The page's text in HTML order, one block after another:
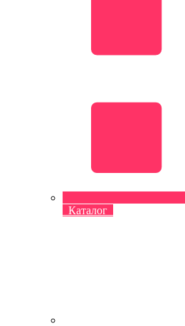
Каталог